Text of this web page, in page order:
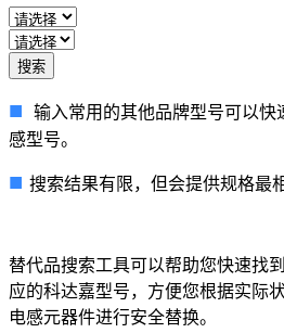
■
输入常用的其他品牌型号可以快
感型号。
■ 搜索结果有限，但会提供规格最
替代品搜索工具可以帮助您快速找
应的科达嘉型号，方便您根据实际
电感元器件进行安全替换。